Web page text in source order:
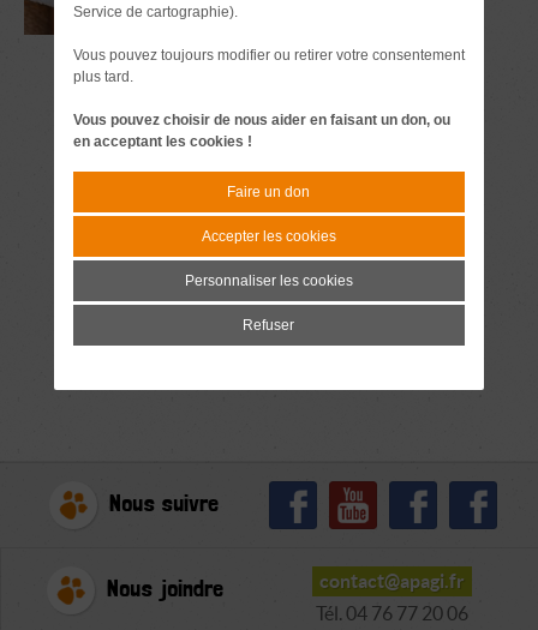
Nous suivre
Nous joindre
contact@apagi.fr
Tél. 04 76 77 20 06
Service de cartographie).
Vous pouvez toujours modifier ou retirer votre consentement
plus tard.
Vous pouvez choisir de nous aider en faisant un don, ou
en acceptant les cookies !
Faire un don
Accepter les cookies
Personnaliser les cookies
Refuser